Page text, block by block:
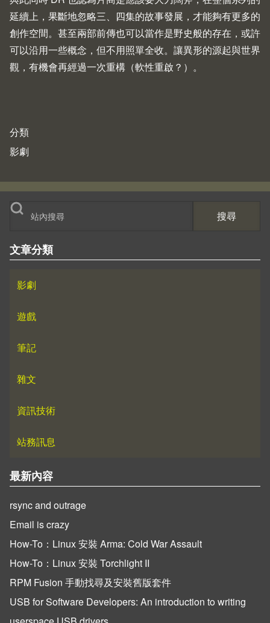
搜尋
文章分類
影劇
遊戲
筆記
雜文
資訊技術
站務訊息
最新內容
rsync and outrage
Email is crazy
How-To：Linux 安裝 Arma: Cold War Assault
How-To：Linux 安裝 Torchlight II
RPM Fusion 手動找尋及安裝舊版套件
USB for Software Developers: An introduction to writing
延續上，果斷地忽略三、四集的故事發展，才能夠有更多的
創作空間。甚至兩部前傳也可以當作是野史般的存在，或許
可以沿用一些概念，但不用照單全收。讓異形的源起與世界
觀，有機會再經過一次重構（軟性重啟？）。
分類
影劇